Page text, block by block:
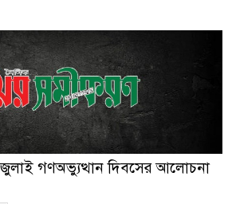
জুলাই গণঅভ্যুত্থান দিবসের আলোচনা